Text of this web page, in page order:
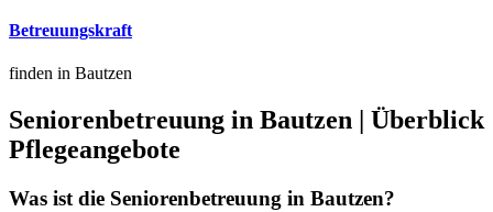
Betreuungskraft
finden in Bautzen
Seniorenbetreuung in Bautzen | Überblick
Pflegeangebote
Was ist die Seniorenbetreuung in Bautzen?